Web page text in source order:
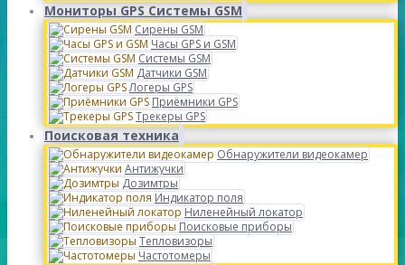
Мониторы GPS Системы GSM
Сирены GSM
Часы GPS и GSM
Системы GSM
Датчики GSM
Логеры GPS
Приёмники GPS
Трекеры GPS
Поисковая техника
Обнаружители видеокамер
Антижучки
Дозимтры
Индикатор поля
Ниленейный локатор
Поисковые приборы
Тепловизоры
Частотомеры